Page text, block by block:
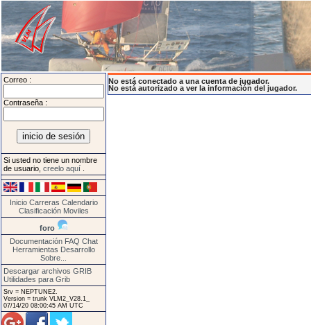
Correo :
Contraseña :
Si usted no tiene un nombre
de usuario, creelo aquí
Inicio Carreras Calendario
Clasificación Moviles
foro
Documentación FAQ Chat
Herramientas Desarrollo
Sobre...
Descargar archivos GRIB
Utilidades para Grib
Srv = NEPTUNE2.
Version = trunk VLM2_V28.1_
07/14/20 08:00:45 AM UTC
No está conectado a una cuenta de jugador.
No está autorizado a ver la información del jugador.